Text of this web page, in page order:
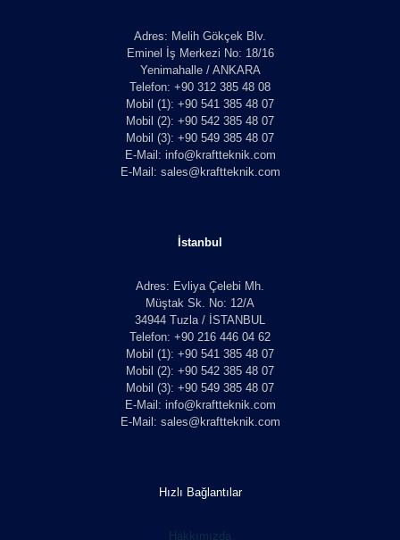
Adres: Melih Gökçek Blv.
Eminel İş Merkezi No: 18/16
Yenimahalle / ANKARA
Telefon: +90 312 385 48 08
Mobil (1): +90 541 385 48 07
Mobil (2): +90 542 385 48 07
Mobil (3): +90 549 385 48 07
E-Mail: info@kraftteknik.com
E-Mail: sales@kraftteknik.com
İstanbul
Adres: Evliya Çelebi Mh.
Müştak Sk. No: 12/A
34944 Tuzla / İSTANBUL
Telefon: +90 216 446 04 62
Mobil (1): +90 541 385 48 07
Mobil (2): +90 542 385 48 07
Mobil (3): +90 549 385 48 07
E-Mail: info@kraftteknik.com
E-Mail: sales@kraftteknik.com
Hızlı Bağlantılar
Hakkımızda